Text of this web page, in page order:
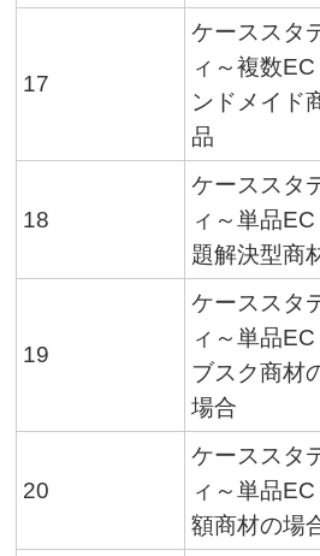
17
ケーススタ
ィ～複数EC
ンドメイド
品
18
ケーススタ
ィ～単品EC
題解決型商
19
ケーススタ
ィ～単品EC
ブスク商材
場合
20
ケーススタ
ィ～単品EC
額商材の場